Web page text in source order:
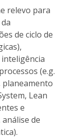
relevo para
de ciclo de
(e.g.
planeamento
Lean
e
de